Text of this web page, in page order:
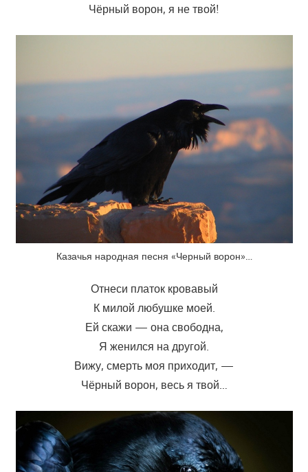
Чёрный ворон, я не твой!
Казачья народная песня «Черный ворон»…
Отнеси платок кровавый
К милой любушке моей.
Ей скажи — она свободна,
Я женился на другой.
Вижу, смерть моя приходит, —
Чёрный ворон, весь я твой…